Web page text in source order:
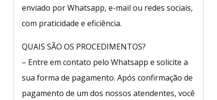
enviado por Whatsapp, e-mail ou redes sociais,
com praticidade e eficiência.
QUAIS SÃO OS PROCEDIMENTOS?
– Entre em contato pelo Whatsapp e solicite a
sua forma de pagamento. Após confirmação de
pagamento de um dos nossos atendentes, você